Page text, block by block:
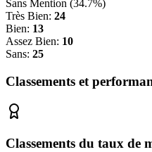
Sans Mention (34.7%)
Très Bien: 24
Bien: 13
Assez Bien: 10
Sans: 25
Classements et
Classements du taux de